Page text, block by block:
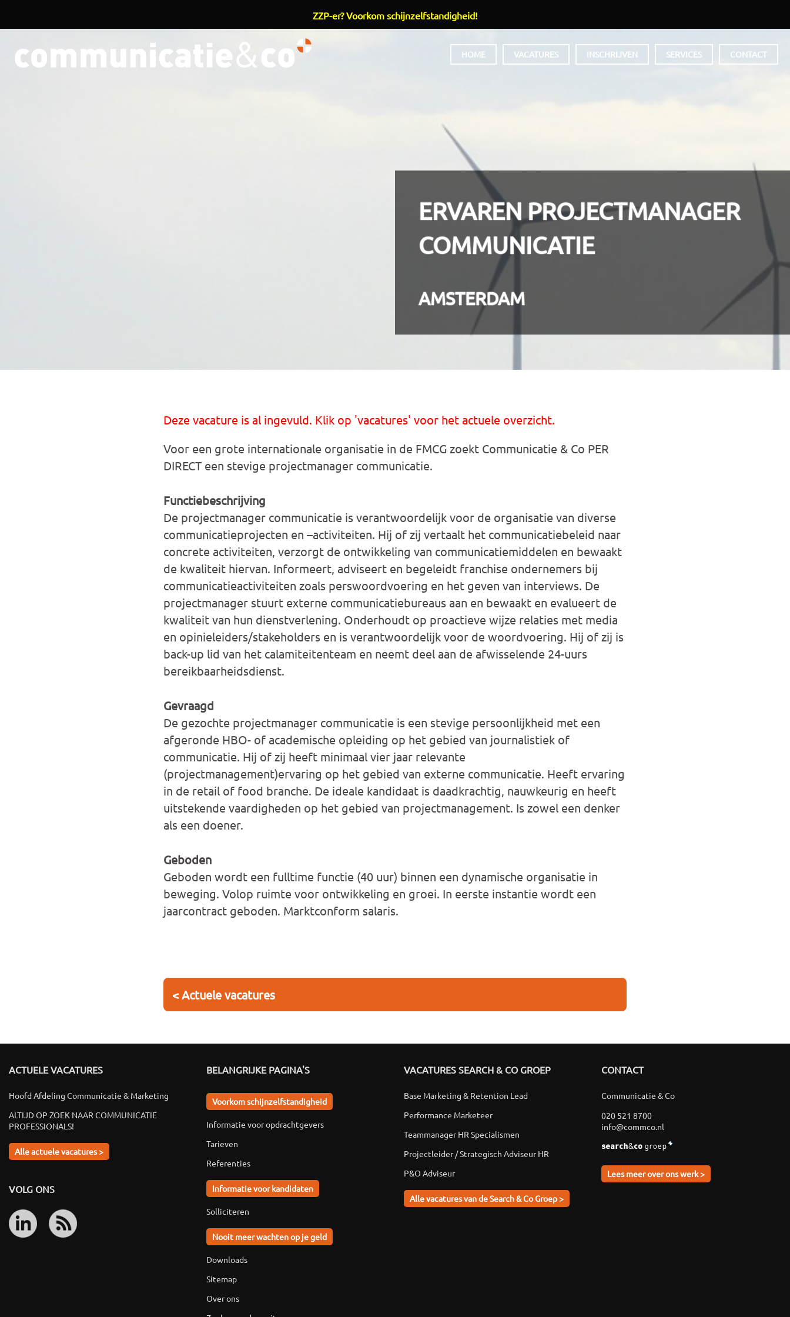
Overslaan en naar de inhoud gaan
HOOFDMENU HOME VACATURES INSCHRIJVEN SERVICES CONTACT
ERVAREN PROJECTMANAGER
COMMUNICATIE
AMSTERDAM
Deze vacature is al ingevuld. Klik op 'vacatures' voor het actuele overzicht.
Voor een grote internationale organisatie in de FMCG zoekt Communicatie & Co PER
DIRECT een stevige projectmanager communicatie.
Functiebeschrijving
De projectmanager communicatie is verantwoordelijk voor de organisatie van diverse
communicatieprojecten en –activiteiten. Hij of zij vertaalt het communicatiebeleid naar
concrete activiteiten, verzorgt de ontwikkeling van communicatiemiddelen en bewaakt
de kwaliteit hiervan. Informeert, adviseert en begeleidt franchise ondernemers bij
communicatieactiviteiten zoals perswoordvoering en het geven van interviews. De
projectmanager stuurt externe communicatiebureaus aan en bewaakt en evalueert de
kwaliteit van hun dienstverlening. Onderhoudt op proactieve wijze relaties met media
en opinieleiders/stakeholders en is verantwoordelijk voor de woordvoering. Hij of zij is
back-up lid van het calamiteitenteam en neemt deel aan de afwisselende 24-uurs
bereikbaarheidsdienst.
Gevraagd
De gezochte projectmanager communicatie is een stevige persoonlijkheid met een
afgeronde HBO- of academische opleiding op het gebied van journalistiek of
communicatie. Hij of zij heeft minimaal vier jaar relevante
(projectmanagement)ervaring op het gebied van externe communicatie. Heeft ervaring
in de retail of food branche. De ideale kandidaat is daadkrachtig, nauwkeurig en heeft
uitstekende vaardigheden op het gebied van projectmanagement. Is zowel een denker
als een doener.
Geboden
Geboden wordt een fulltime functie (40 uur) binnen een dynamische organisatie in
beweging. Volop ruimte voor ontwikkeling en groei. In eerste instantie wordt een
jaarcontract geboden. Marktconform salaris.
< Actuele vacatures
ACTUELE VACATURES
Hoofd Afdeling Communicatie & Marketing
ALTIJD OP ZOEK NAAR COMMUNICATIE
PROFESSIONALS!
Alle actuele vacatures >
VOLG ONS
BELANGRIJKE PAGINA'S
Voorkom schijnzelfstandigheid
Informatie voor opdrachtgevers
Tarieven
Referenties
Informatie voor kandidaten
Solliciteren
Nooit meer wachten op je geld
Downloads
Sitemap
Over ons
VACATURES SEARCH & CO GROEP
Base Marketing & Retention Lead
Performance Marketeer
Teammanager HR Specialismen
Projectleider / Strategisch Adviseur HR
P&O Adviseur
Alle vacatures van de Search & Co Groep >
CONTACT
Communicatie & Co
020 521 8700
info@commco.nl
Lees meer over ons werk >
ZZP-er? Voorkom schijnzelfstandigheid!